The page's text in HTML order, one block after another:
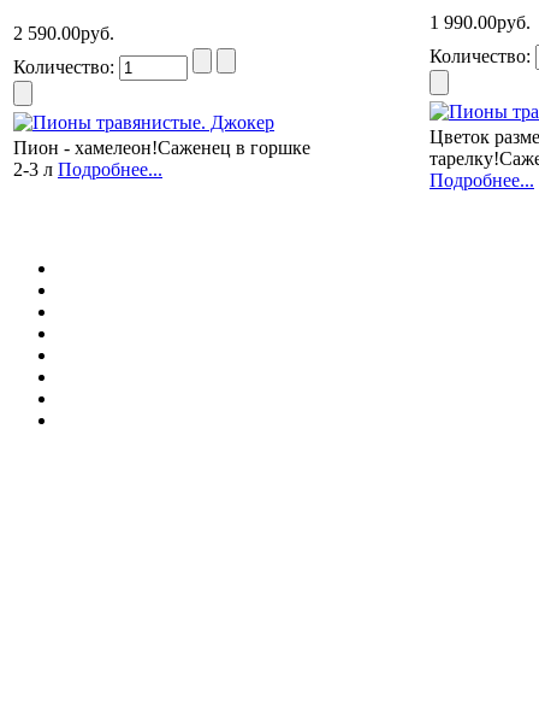
2 590.00руб.
Количество:
Пион - хамелеон!Саженец в горшке
2-3 л Подробнее...
1 990.00руб.
Количество:
Цветок
Подробнее...